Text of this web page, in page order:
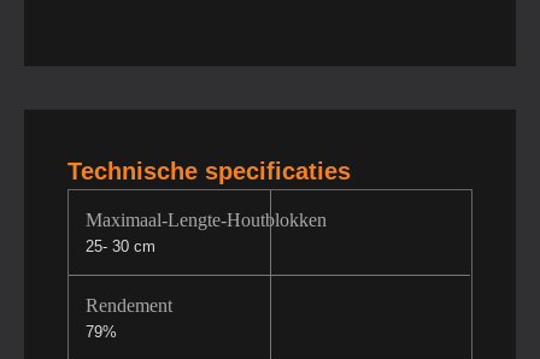
Technische specificaties
Maximaal-Lengte-Houtblokken
25- 30 cm
Rendement
79%